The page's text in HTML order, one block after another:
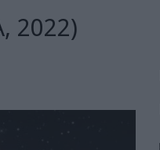
2022)